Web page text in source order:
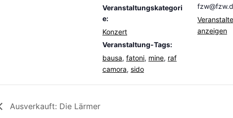
Veranstaltungskategori
e:
Konzert
Veranstaltung-Tags:
bausa, fatoni, mine, raf
camora, sido
anzeigen
Ausverkauft: Die Lärmer